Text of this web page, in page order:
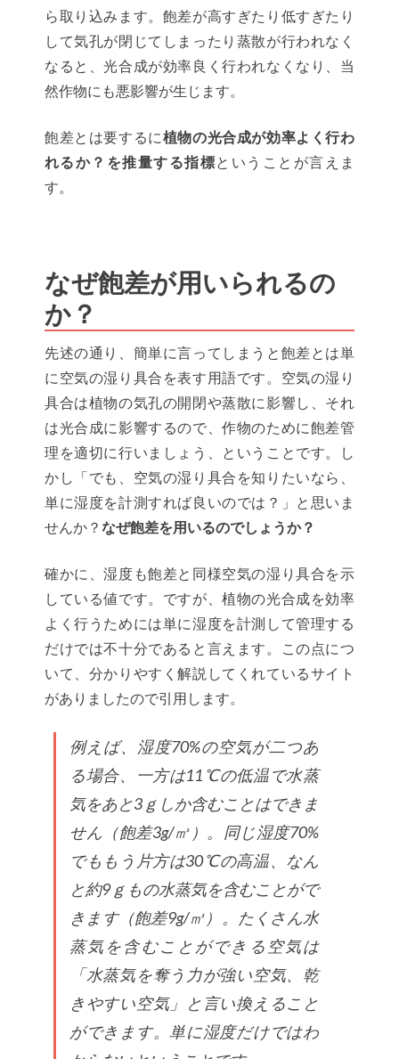
ら取り込みます。飽差が高すぎたり低すぎたり
して気孔が閉じてしまったり蒸散が行われなく
なると、光合成が効率良く行われなくなり、当
然作物にも悪影響が生じます。
飽差とは要するに植物の光合成が効率よく行わ
れるか？を推量する指標 ということが言えま
す。
なぜ飽差が用いられるの
か？
先述の通り、簡単に言ってしまうと飽差とは単
に空気の湿り具合を表す用語です。空気の湿り
具合は植物の気孔の開閉や蒸散に影響し、それ
は光合成に影響するので、作物のために飽差管
理を適切に行いましょう、ということです。し
かし「でも、空気の湿り具合を知りたいなら、
単に湿度を計測すれば良いのでは？」と思いま
せんか？ なぜ飽差を用いるのでしょうか？
確かに、湿度も飽差と同様空気の湿り具合を示
している値です。ですが、植物の光合成を効率
よく行うためには単に湿度を計測して管理する
だけでは不十分であると言えます。この点につ
いて、分かりやすく解説してくれているサイト
がありましたので引用します。
例えば、湿度70%の空気が二つあ
る場合、一方は11℃の低温で水蒸
気をあと3ｇしか含むことはできま
せん（飽差3g/㎥）。同じ湿度70%
でももう片方は30℃の高温、なん
と約9ｇもの水蒸気を含むことがで
きます（飽差9g/㎥）。たくさん水
蒸気を含むことができる空気は
「水蒸気を奪う力が強い空気、乾
きやすい空気」と言い換えること
ができます。単に湿度だけではわ